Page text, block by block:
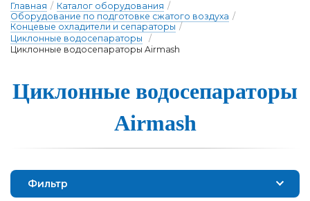
Главная / Каталог оборудования /
Оборудование по подготовке сжатого воздуха /
Концевые охладители и сепараторы /
Циклонные водосепараторы
/
Циклонные водосепараторы Airmash
Цик­лонные во­до­се­па­ра­то­ры
Airmash
Фильтр